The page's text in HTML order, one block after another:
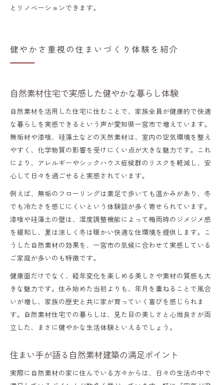
とリノベーションできます。
健やかさ重視の住まいづくり体験を紹介
自然素材住宅で実感した健やかな暮らし体験
自然素材を活用した住宅に住むことで、家族全員が健康的で快適
な暮らしを実感できるという声が愛知県一宮市で増えています。
無垢材や漆喰、珪藻土などの天然素材は、室内の空気環境を整え
やすく、化学物質の影響を受けにくい点が大きな魅力です。これ
により、アレルギーやシックハウス症候群のリスクを軽減し、安
心して日々を過ごせると実感されています。
例えば、無垢のフローリングは素足で歩いても温かみがあり、冬
でも冷たさを感じにくいという体験談が多く寄せられています。
漆喰や珪藻土の壁は、湿度調整機能によって梅雨時のジメジメ感
を緩和し、夏は涼しく冬は暖かい快適な住環境を提供します。こ
うした自然素材の効果を、一宮市の気候に合わせて実感している
ご家庭が多いのも特徴です。
健康面だけでなく、経年変化を楽しめる美しさや素材の質感も大
きな魅力です。住み始めた当初よりも、年月を重ねることで風合
いが増し、家族の歴史と共に家が育っていく喜びを感じられま
す。自然素材住宅での暮らしは、見た目の美しさと心地良さが両
立した、まさに健やかな生活体験といえるでしょう。
住まい手が語る自然素材建築の満足ポイント
実際に自然素材の家に住んでいる方々からは、日々の生活の中で